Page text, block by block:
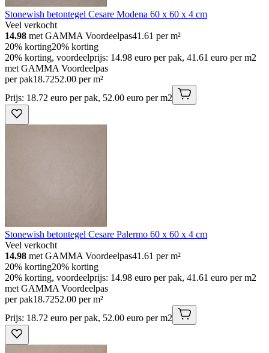
Stonewish betontegel Cesare Modena 60 x 60 x 4 cm
Veel verkocht
14.98 met GAMMA Voordeelpas41.61 per m²
20% korting20% korting
20% korting, voordeelprijs: 14.98 euro per pak, 41.61 euro per m2
met GAMMA Voordeelpas
per pak18.7252.00 per m²
Prijs: 18.72 euro per pak, 52.00 euro per m2
Stonewish betontegel Cesare Palermo 60 x 60 x 4 cm
Veel verkocht
14.98 met GAMMA Voordeelpas41.61 per m²
20% korting20% korting
20% korting, voordeelprijs: 14.98 euro per pak, 41.61 euro per m2
met GAMMA Voordeelpas
per pak18.7252.00 per m²
Prijs: 18.72 euro per pak, 52.00 euro per m2